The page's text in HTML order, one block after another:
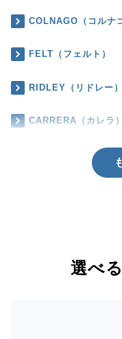
COLNAGO（コルナ
FELT（フェルト）
RIDLEY（リドレー）
CARRERA（カレラ）
選べ